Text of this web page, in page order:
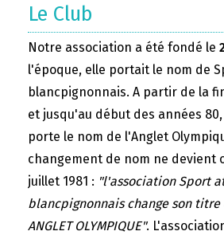
Le Club
Notre association a été fondé le
l'époque, elle portait le nom de
blancpignonnais. A partir de la
et jusqu'au début des années
porte le nom de l'Anglet
changement de nom ne devient
juillet 1981 : "l'association Sport
blancpignonnais change son
ANGLET OLYMPIQUE".